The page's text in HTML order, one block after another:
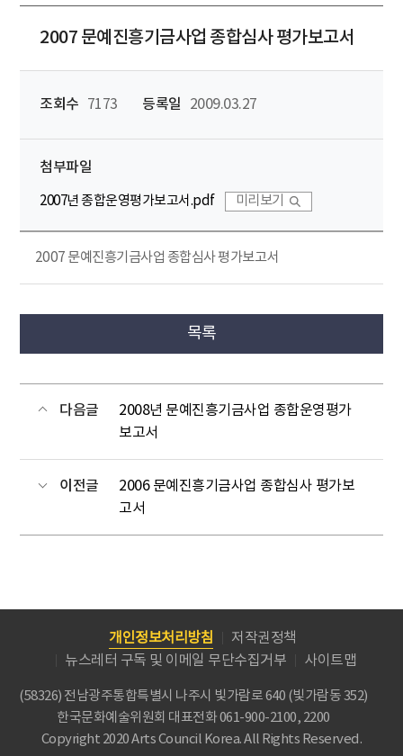
2007 문예진흥기금사업 종합심사 평가보고서
조회수 7173 등록일 2009.03.27
첨부파일
2007년 종합운영평가보고서.pdf 미리보기
2007 문예진흥기금사업 종합심사 평가보고서
목록
다음글
2008년 문예진흥기금사업 종합운영평가
보고서
이전글
2006 문예진흥기금사업 종합심사 평가보
고서
개인정보처리방침
저작권정책
뉴스레터 구독 및 이메일 무단수집거부
사이트맵
(58326) 전남광주통합특별시 나주시 빛가람로 640 (빛가람동 352)
한국문화예술위원회 대표전화 061-900-2100, 2200
Copyright 2020 Arts Council Korea. All Rights Reserved.